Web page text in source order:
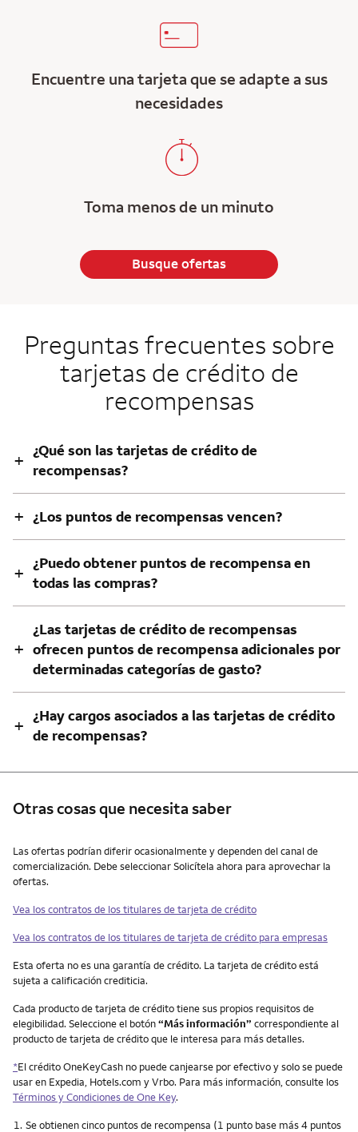
Encuentre una tarjeta que se adapte a sus
necesidades
Toma menos de un minuto
Busque ofertas
Preguntas frecuentes sobre
tarjetas de crédito de
recompensas
+ ¿Qué son las tarjetas de crédito de
recompensas?
+ ¿Los puntos de recompensas vencen?
+ ¿Puedo obtener puntos de recompensa en
todas las compras?
+
¿Las tarjetas de crédito de recompensas
ofrecen puntos de recompensa adicionales por
determinadas categorías de gasto?
+ ¿Hay cargos asociados a las tarjetas de crédito
de recompensas?
Otras cosas que necesita saber
Otras cosas que necesita saber
Las ofertas podrían diferir ocasionalmente y dependen del canal de
comercialización. Debe seleccionar Solicítela ahora para aprovechar la
ofertas.
Vea los contratos de los titulares de tarjeta de crédito
Vea los contratos de los titulares de tarjeta de crédito para empresas
Esta oferta no es una garantía de crédito. La tarjeta de crédito está
sujeta a calificación crediticia.
Cada producto de tarjeta de crédito tiene sus propios requisitos de
elegibilidad. Seleccione el botón“Más información” correspondiente al
producto de tarjeta de crédito que le interesa para más detalles.
*El crédito OneKeyCash no puede canjearse por efectivo y solo se puede
usar en Expedia, Hotels.com y Vrbo. Para más información, consulte los
Términos y Condiciones de One Key.
Nota
1. Se obtienen cinco puntos de recompensa (1 punto base más 4 puntos